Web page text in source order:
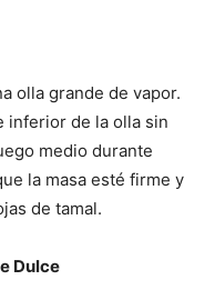
olla grande de vapor.
inferior de la olla sin
medio durante
la masa esté firme y
de tamal.
Dulce